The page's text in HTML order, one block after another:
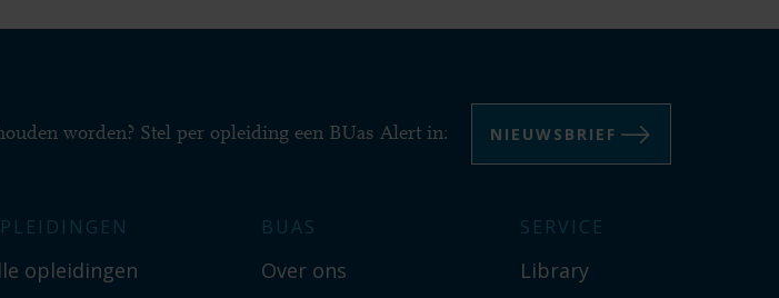
worden? Stel per opleiding een BUas Alert in: NIEUWSBRIEF
opleidingen
BUAS
Over ons
SERVICE
Library